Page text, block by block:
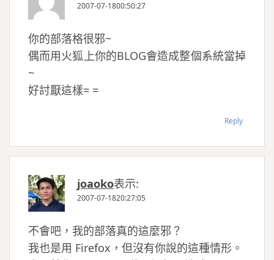
2007-07-1800:50:27
你的部落格很邪~
偶而用火狐上你的BLOG會造成整個系統當掉
~
好討厭這樣= =
Reply
joaoko表示:
2007-07-1820:27:05
不會吧，我的部落真的這麼邪？
我也是用 Firefox，但沒有你說的這種情形。